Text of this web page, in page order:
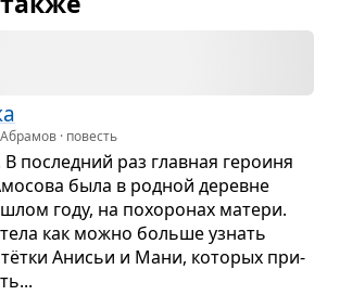
· повесть
В послед­ний раз глав­ная геро­иня
была в род­ной деревне
году, на похо­ро­нах матери.
как можно больше узнать
тётки Ани­сьи и Мани, кото­рых при­